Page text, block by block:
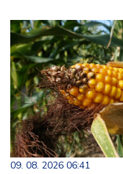
09. 08. 2026 06:41
Суша узима
кукуруза пада и до
стотинама милиона
Tema dana